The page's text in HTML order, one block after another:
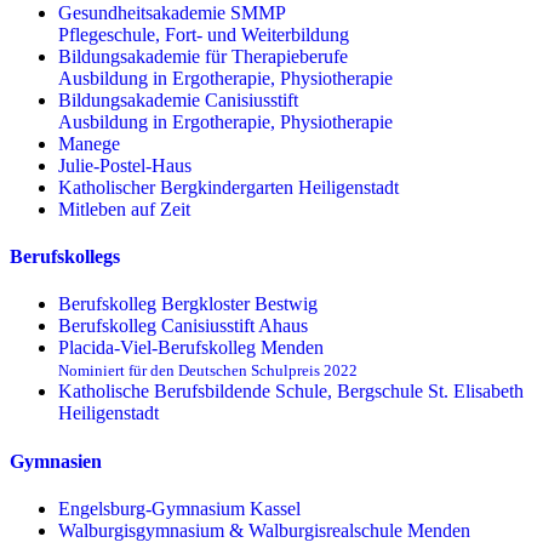
Gesundheitsakademie SMMP
Pflegeschule, Fort- und Weiterbildung
Bildungsakademie für Therapieberufe
Ausbildung in Ergotherapie, Physiotherapie
Bildungsakademie Canisiusstift
Ausbildung in Ergotherapie, Physiotherapie
Manege
Julie-Postel-Haus
Katholischer Bergkindergarten Heiligenstadt
Mitleben auf Zeit
Berufskollegs
Berufskolleg Bergkloster Bestwig
Berufskolleg Canisiusstift Ahaus
Placida-Viel-Berufskolleg Menden
Nominiert für den Deutschen Schulpreis 2022
Katholische Berufsbildende Schule, Bergschule St. Elisabeth
Heiligenstadt
Gymnasien
Engelsburg-Gymnasium Kassel
Walburgisgymnasium & Walburgisrealschule Menden